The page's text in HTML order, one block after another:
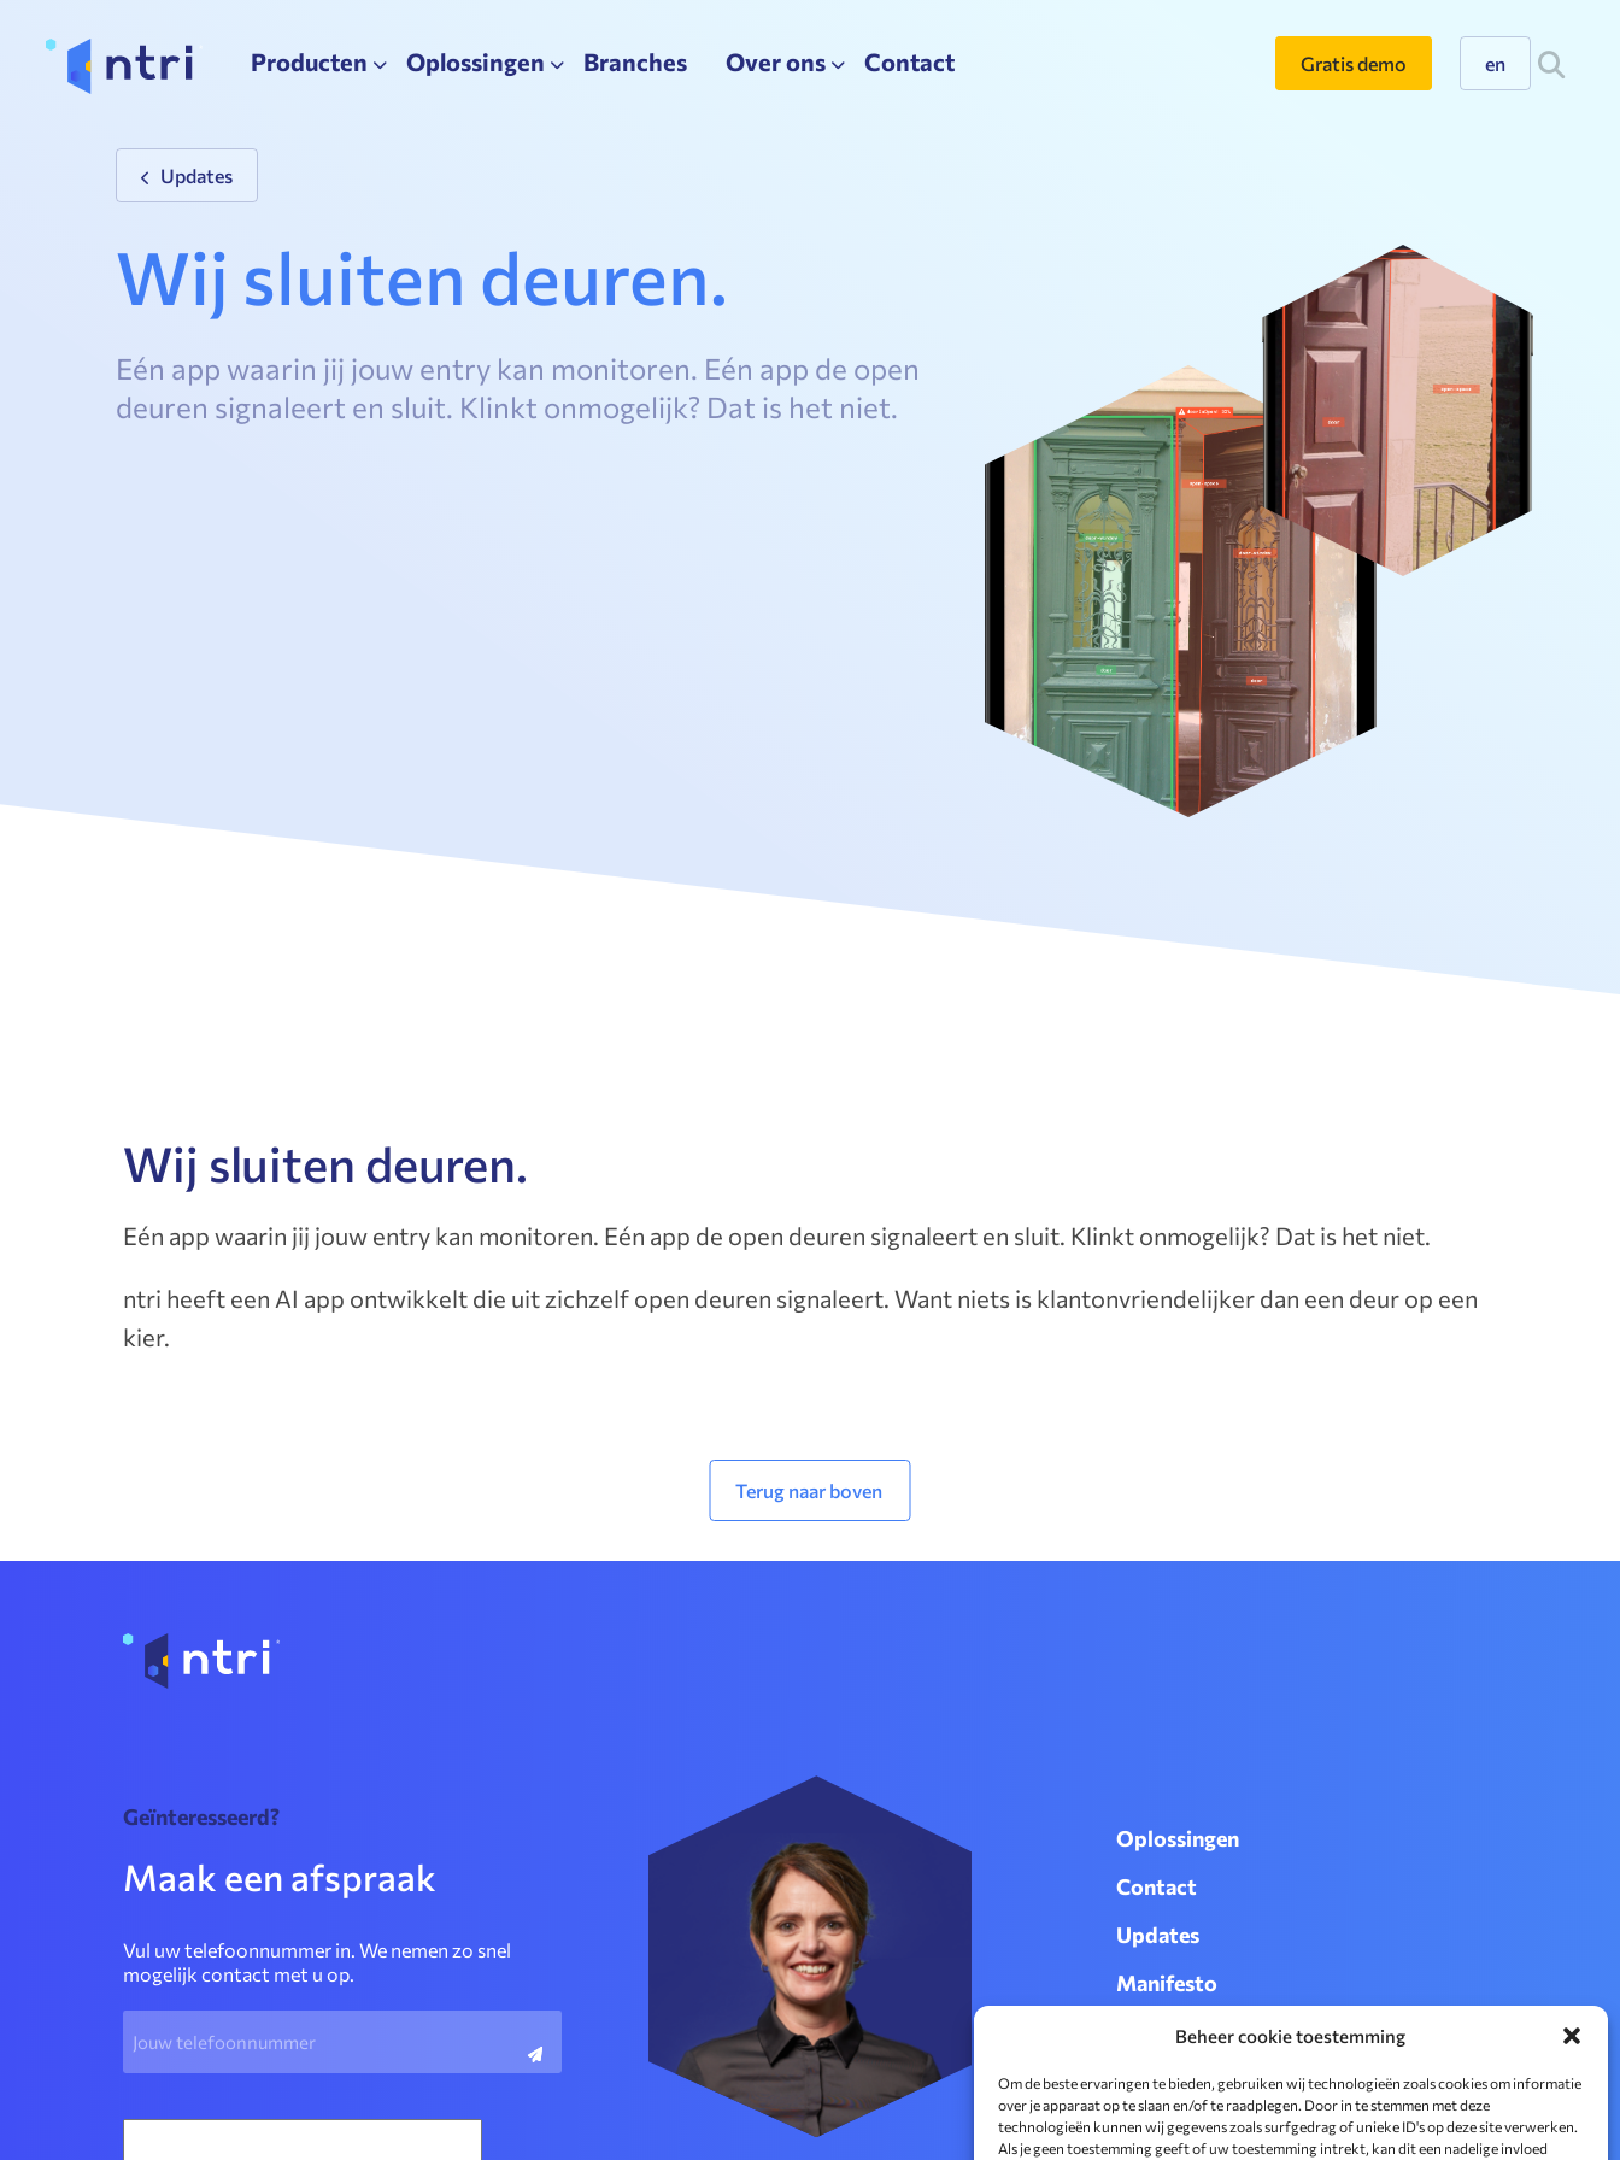
Beheer cookie toestemming
Om de beste ervaringen te bieden, gebruiken wij technologieën zoals cookies om informatie
over je apparaat op te slaan en/of te raadplegen. Door in te stemmen met deze
technologieën kunnen wij gegevens zoals surfgedrag of unieke ID's op deze site verwerken.
Als je geen toestemming geeft of uw toestemming intrekt, kan dit een nadelige invloed
Producten Oplossingen Branches Over ons Contact Gratis demo en
Updates
Wij sluiten deuren.
Eén app waarin jij jouw entry kan monitoren. Eén app de open
deuren signaleert en sluit. Klinkt onmogelijk? Dat is het niet.
Wij sluiten deuren.
Eén app waarin jij jouw entry kan monitoren. Eén app de open deuren signaleert en sluit. Klinkt onmogelijk? Dat is het niet.
ntri heeft een AI app ontwikkelt die uit zichzelf open deuren signaleert. Want niets is klantonvriendelijker dan een deur op een
kier.
Geïnteresseerd?
Maak een afspraak
Vul uw telefoonnummer in. We nemen zo snel
mogelijk contact met u op.
(Vereist)
Oplossingen
Contact
Updates
Manifesto
Werken bij
Terug naar boven